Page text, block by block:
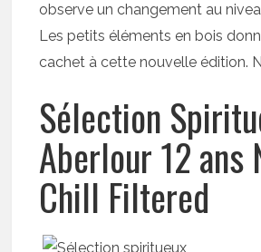
observe un changement au
Les petits éléments en bois
cachet à cette nouvelle édition.
Sélection
Aberlour 12 ans
Chill Filtered